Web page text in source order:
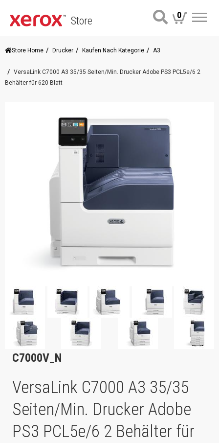
Store 0
Store Home Drucker Kaufen Nach Kategorie A3
VersaLink C7000 A3 35/35 Seiten/Min. Drucker Adobe PS3 PCL5e/6 2
Behälter für 620 Blatt
C7000V_N
VersaLink C7000 A3 35/35
Seiten/Min. Drucker Adobe
PS3 PCL5e/6 2 Behälter für